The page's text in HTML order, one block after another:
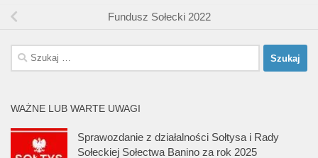
Fundusz Sołecki 2022
Szukaj:
WAŻNE LUB WARTE UWAGI
Sprawozdanie z działalności Sołtysa i Rady
Sołeckiej Sołectwa Banino za rok 2025